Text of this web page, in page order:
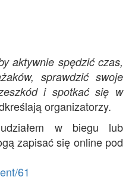
aktywnie spędzić czas,
sprawdzić swoje
i spotkać się w
organizatorzy.
w biegu lub
zapisać się online pod
61